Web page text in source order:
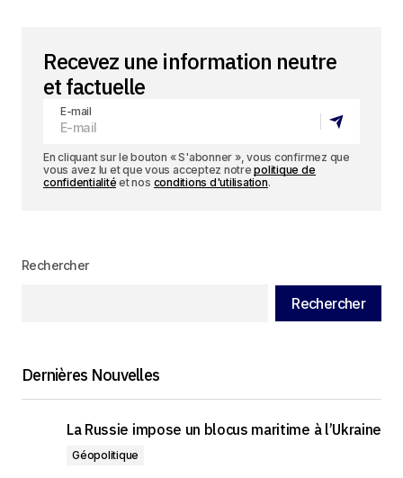
Recevez une information neutre
et factuelle
E-mail
En cliquant sur le bouton « S'abonner », vous confirmez que
vous avez lu et que vous acceptez notrepolitique de
confidentialité et nos conditions d'utilisation.
Rechercher
Rechercher
Dernières Nouvelles
La Russie impose un blocus maritime à l’Ukraine
Géopolitique